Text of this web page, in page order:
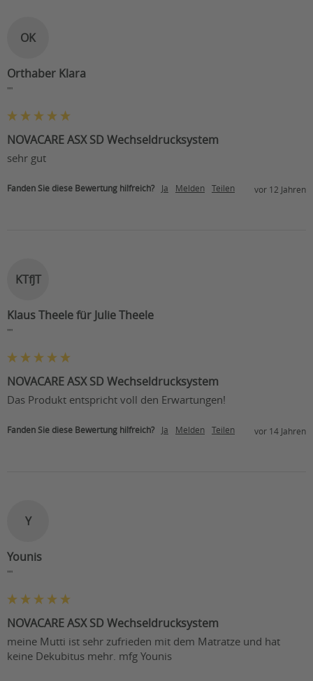
OK
Orthaber Klara
""
NOVACARE ASX SD Wechseldrucksystem
sehr gut
Fanden Sie diese Bewertung hilfreich? Ja Melden Teilen vor 12 Jahren
KTfJT
Klaus Theele für Julie Theele
""
NOVACARE ASX SD Wechseldrucksystem
Das Produkt entspricht voll den Erwartungen!
Fanden Sie diese Bewertung hilfreich? Ja Melden Teilen vor 14 Jahren
Y
Younis
""
NOVACARE ASX SD Wechseldrucksystem
meine Mutti ist sehr zufrieden mit dem Matratze und hat
keine Dekubitus mehr. mfg Younis